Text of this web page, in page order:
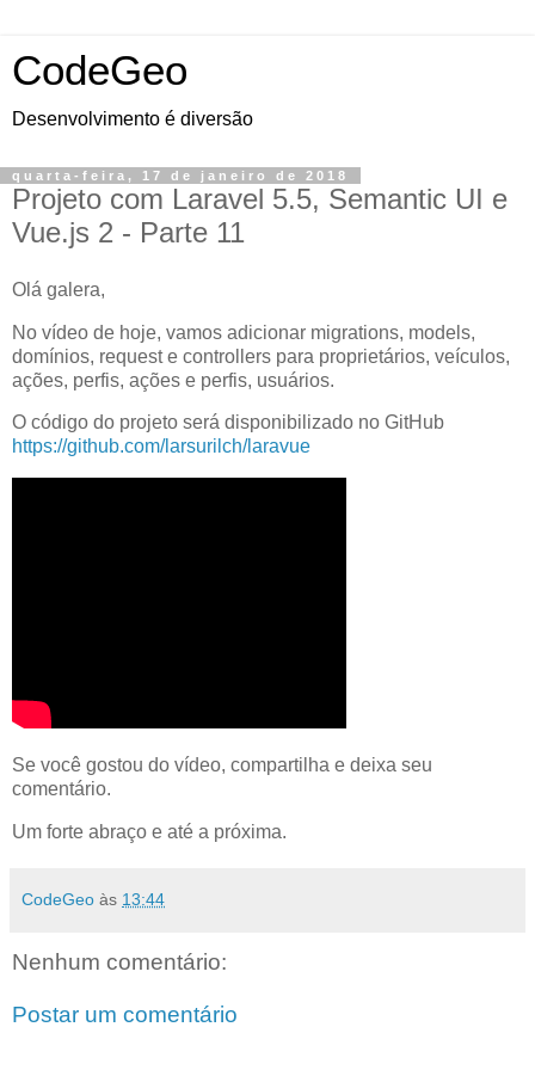
CodeGeo
Desenvolvimento é diversão
quarta-feira, 17 de janeiro de 2018
Projeto com Laravel 5.5, Semantic UI e
Vue.js 2 - Parte 11
Olá galera,
No vídeo de hoje, vamos adicionar migrations, models,
domínios, request e controllers para proprietários, veículos,
ações, perfis, ações e perfis, usuários.
O código do projeto será disponibilizado no GitHub
https://github.com/larsurilch/laravue
Se você gostou do vídeo, compartilha e deixa seu
comentário.
Um forte abraço e até a próxima.
CodeGeo às 13:44
Nenhum comentário:
Postar um comentário